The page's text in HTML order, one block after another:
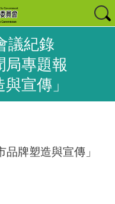
議紀錄
局專題報
宣傳」
牌塑造與宣傳」